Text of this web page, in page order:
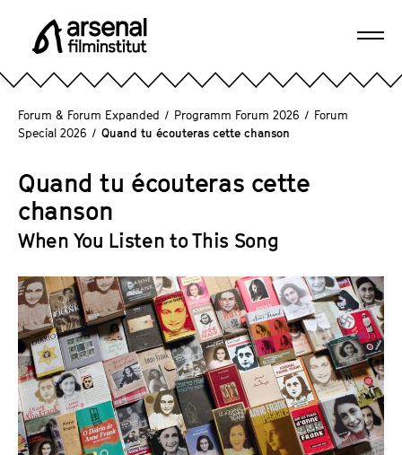
e r
s
e
a
F
i
m
i
n
s
t
i
t
u
Forum & Forum Expanded / Programm Forum 2026 / Forum
Special 2026 / Quand tu écouteras cette chanson
Quand tu écouteras cette
chanson
When You Listen to This Song